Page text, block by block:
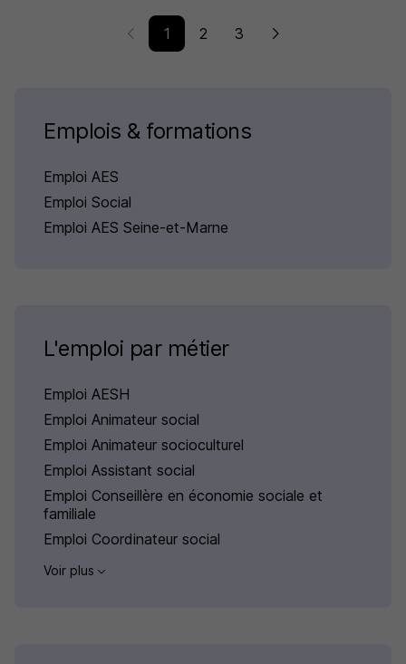
1 2 3
Emplois & formations
Emploi AES
Emploi Social
Emploi AES Seine-et-Marne
L'emploi par métier
Emploi AESH
Emploi Animateur social
Emploi Animateur socioculturel
Emploi Assistant social
Emploi Conseillère en économie sociale et
familiale
Emploi Coordinateur social
Voir plus